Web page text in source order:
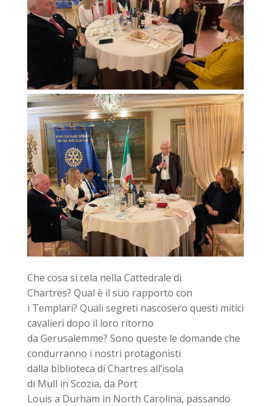
Che cosa si cela nella Cattedrale di
Chartres? Qual è il suo rapporto con
i Templari? Quali segreti nascosero questi mitici
cavalieri dopo il loro ritorno
da Gerusalemme? Sono queste le domande che
condurranno i nostri protagonisti
dalla biblioteca di Chartres all’isola
di Mull in Scozia, da Port
Louis a Durham in North Carolina, passando